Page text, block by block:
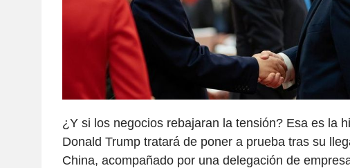
¿Y si los negocios rebajaran la tensión? Esa es la
Donald Trump tratará de poner a prueba tras su
China, acompañado por una delegación de